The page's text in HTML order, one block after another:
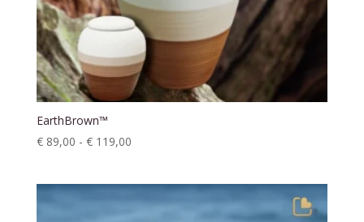
EarthBrown™
€89,00 - €119,00Prijsklasse: